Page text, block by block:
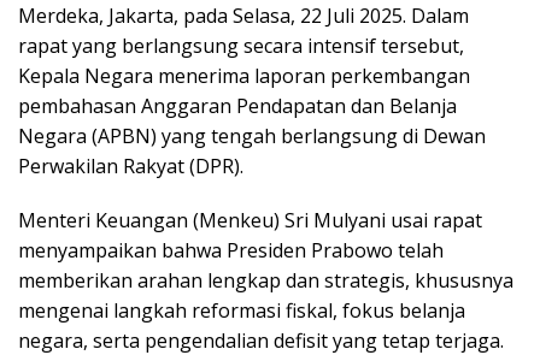
Merdeka, Jakarta, pada Selasa, 22 Juli 2025. Dalam
rapat yang berlangsung secara intensif tersebut,
Kepala Negara menerima laporan perkembangan
pembahasan Anggaran Pendapatan dan Belanja
Negara (APBN) yang tengah berlangsung di Dewan
Perwakilan Rakyat (DPR).
Menteri Keuangan (Menkeu) Sri Mulyani usai rapat
menyampaikan bahwa Presiden Prabowo telah
memberikan arahan lengkap dan strategis, khususnya
mengenai langkah reformasi fiskal, fokus belanja
negara, serta pengendalian defisit yang tetap terjaga.